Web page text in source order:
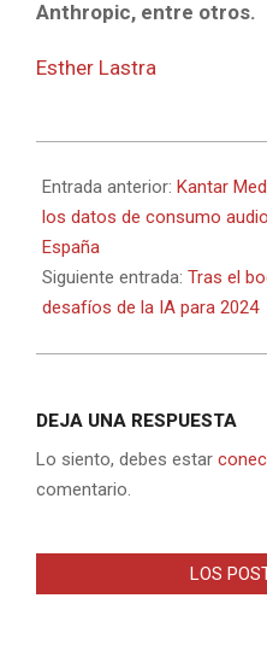
Anthropic, entre otros.
Esther Lastra
01-
23
Entrada anterior: Kantar
los datos de consumo
España
Siguiente entrada: Tras el
desafíos de la IA para 2024
DEJA UNA RESPUESTA
Lo siento, debes estar
comentario.
LOS